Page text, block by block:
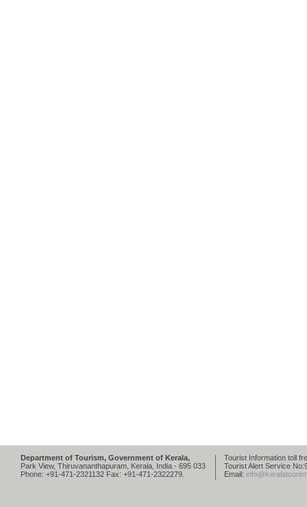
Department of Tourism, Government of Kerala,
Park View, Thiruvananthapuram, Kerala, India - 695 033
Phone: +91-471-2321132 Fax: +91-471-2322279.
Tourist Information toll
Tourist Alert Service
Email: